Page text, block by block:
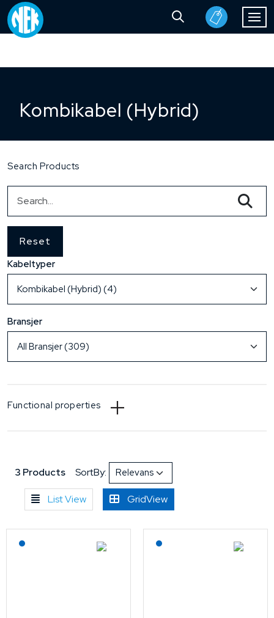
Kombikabel (Hybrid)
Search Products
Reset
Kabeltyper
Bransjer
Functional properties
3 Products SortBy:
List View GridView
Lagerført: NEK Kabel Lagerført: NEK Kabel